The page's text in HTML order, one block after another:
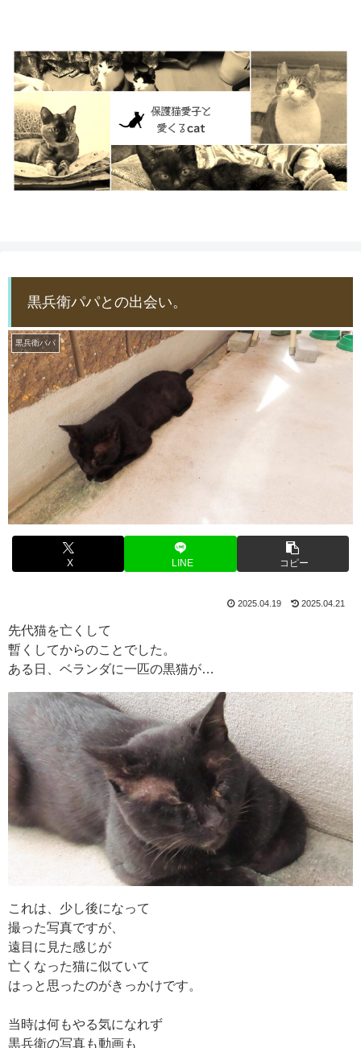
黒兵衛パパとの出会い。
黒兵衛パパ
X LINE コピー
2025.04.19 2025.04.21
先代猫を亡くして
暫くしてからのことでした。
ある日、ベランダに一匹の黒猫が…
これは、少し後になって
撮った写真ですが、
遠目に見た感じが
亡くなった猫に似ていて
はっと思ったのがきっかけです。
当時は何もやる気になれず
黒兵衛の写真も動画も